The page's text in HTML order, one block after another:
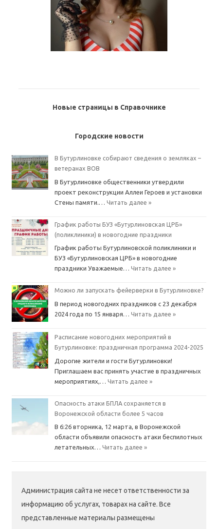
Новые страницы в Справочнике
Городские новости
В Бутурлиновке собирают сведения о земляках –
ветеранах ВОВ
В Бутурлиновке общественники утвердили
проект реконструкции Аллеи Героев и установки
Стены памяти.… Читать далее »
График работы БУЗ «Бутурлиновская ЦРБ»
(поликлиники) в новогодние праздники
График работы Бутурлиновской поликлиники и
БУЗ «Бутурлиновская ЦРБ» в новогодние
праздники Уважаемые… Читать далее »
Можно ли запускать фейерверки в Бутурлиновке?
В период новогодних праздников с 23 декабря
2024 года по 15 января… Читать далее »
Расписание новогодних мероприятий в
Бутурлиновке: праздничная программа 2024-2025
Дорогие жители и гости Бутурлиновки!
Приглашаем вас принять участие в праздничных
мероприятиях,… Читать далее »
Опасность атаки БПЛА сохраняется в
Воронежской области более 5 часов
В 6:26 вторника, 12 марта, в Воронежской
области объявили опасность атаки беспилотных
летательных… Читать далее »
Администрация сайта не несет ответственности за
информацию об услугах, товарах на сайте. Все
представленные материалы размещены